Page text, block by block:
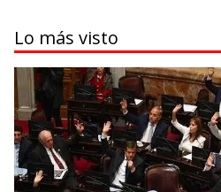
Lo más visto